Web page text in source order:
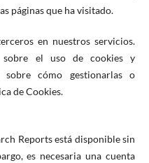
páginas que ha visitado.
en nuestros servicios.
sobre el uso de cookies y
sobre cómo gestionarlas o
de Cookies.
Reports está disponible sin
es necesaria una cuenta